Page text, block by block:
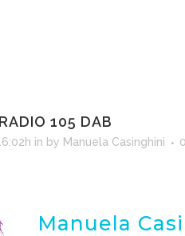
RADIO 105 DAB
in by Manuela Casinghini
Manuela